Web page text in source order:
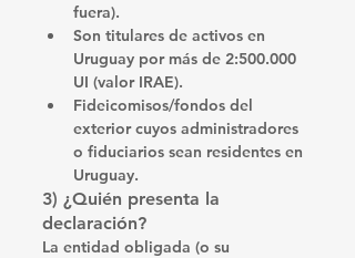
fuera).
Son titulares de activos en
Uruguay por más de 2:500.000
UI (valor IRAE).
Fideicomisos/fondos del
exterior cuyos administradores
o fiduciarios sean residentes en
Uruguay.
3) ¿Quién presenta la
declaración?
La entidad obligada (o su